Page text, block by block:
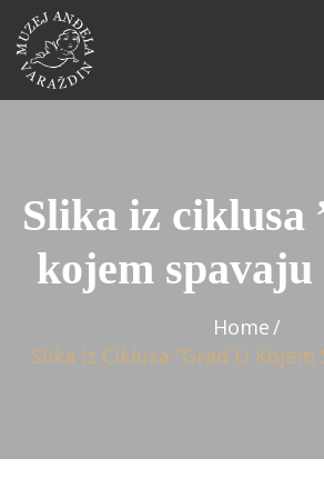
Slika iz ciklusa
kojem spavaju
Home
Slika Iz Ciklusa ”Grad U Kojem